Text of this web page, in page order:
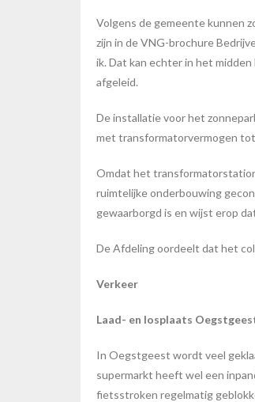
Volgens de gemeente kunnen
zijn in de VNG-brochure
ik. Dat kan echter in het
afgeleid.
De installatie voor het
met transformatorvermogen
Omdat het
ruimtelijke onderbouwing
gewaarborgd is en wijst erop
De Afdeling oordeelt dat het
Verkeer
Laad- en losplaats
In Oegstgeest wordt veel
supermarkt heeft wel een
fietsstroken regelmatig